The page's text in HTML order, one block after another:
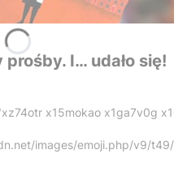
prośby. I… udało się!
x15mokao x1ga7v0g
images/emoji.php/v9/t49/1/